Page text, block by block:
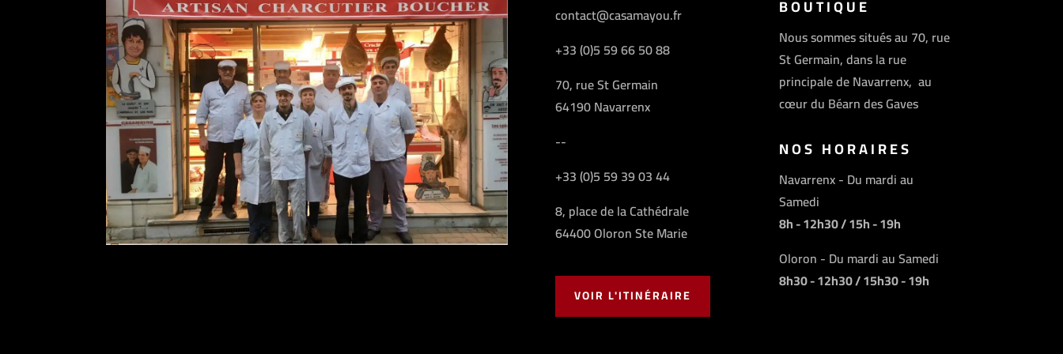
contact@casamayou.fr
+33 (0)5 59 66 50 88
70, rue St Germain
64190 Navarrenx
--
+33 (0)5 59 39 03 44
8, place de la Cathédrale
64400 Oloron Ste Marie
VOIR L'ITINÉRAIRE
BOUTIQUE
Nous sommes situés au 70, rue
St Germain, dans la rue
principale de Navarrenx, au
cœur du Béarn des Gaves
NOS HORAIRES
Navarrenx - Du mardi au
Samedi
8h - 12h30 / 15h - 19h
Oloron - Du mardi au Samedi
8h30 - 12h30 / 15h30 - 19h